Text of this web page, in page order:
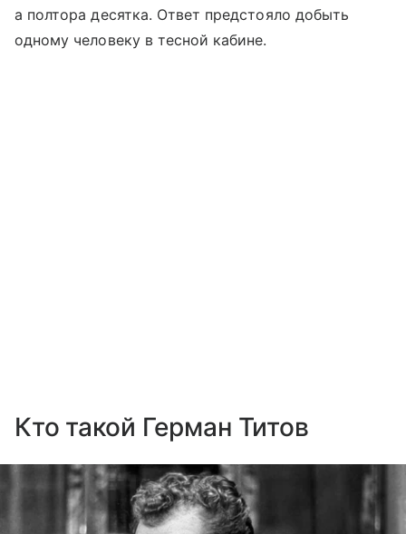
а полтора десятка. Ответ предстояло добыть
одному человеку в тесной кабине.
Кто такой Герман Титов